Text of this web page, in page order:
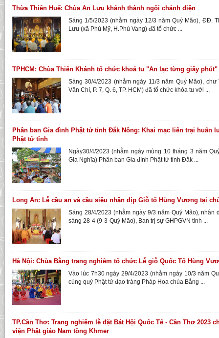
Thừa Thiên Huế: Chùa An Lưu khánh thành ngôi chánh điện
Sáng 1/5/2023 (nhằm ngày 12/3 năm Quý Mão), ĐĐ.
Lưu (xã Phú Mỹ, H.Phú Vang) đã tổ chức ...
TPHCM: Chùa Thiên Khánh tổ chức khoá tu "An lạc từng giây phút"
Sáng 30/4/2023 (nhằm ngày 11/3 năm Quý Mão),
Văn Chí, P. 7, Q. 6, TP. HCM) đã tổ chức khóa tu với ...
Phân ban Gia đình Phật tử tỉnh Đắk Nông: Khai mạc liên trại huấn
Phật tử tỉnh
Ngày30/4/2023 (nhằm ngày mùng 10 tháng 3 năm
Gia Nghĩa) Phân ban Gia đình Phật tử tỉnh Đắk ...
Long An: Lễ cầu an và cầu siêu nhân dịp Giỗ tổ Hùng Vương tại
Sáng 28/4/2023 (nhằm ngày 9/3 năm Quý Mão), nhân
sáng 28-4 (9-3-Quý Mão), Ban trị sự GHPGVN tỉnh ...
Hà Nội: Chùa Bằng trang nghiêm tổ chức Lễ giỗ Quốc Tổ Hùng
Vào lúc 7h30 ngày 29/4/2023 (nhằm ngày 10/3 năm
cùng quý Phật tử đạo tràng Pháp Hoa chùa Bằng ...
TP.Cần Thơ: Trang nghiêm lễ đặt Bát Hội Quốc Tế - Cần Thơ 2023
viện Phật giáo Nam tông Khmer